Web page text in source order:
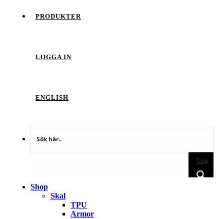
PRODUKTER
LOGGA IN
ENGLISH
Sök
Shop
Skal
TPU
Armor